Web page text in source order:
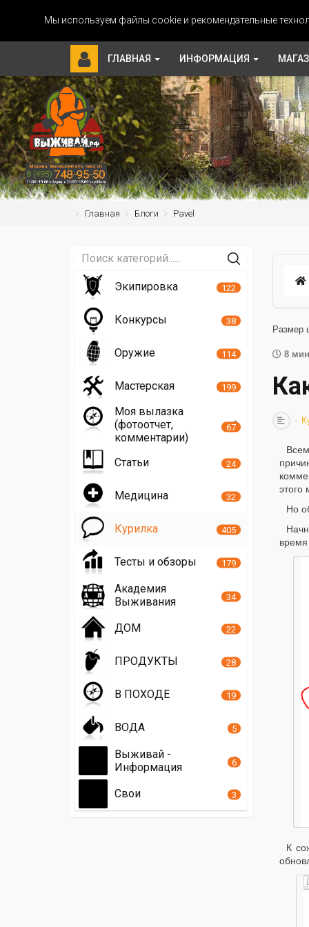
Мы используем файлы cookie и рекомендательные
ГЛАВНАЯ ИНФОРМАЦИЯ
Главная Блоги Pavel
Размер
8
этого
Но
время
К
Экипировка 122
Конкурсы 38
Оружие 114
Мастерская 199
Моя вылазка
(фотоотчет,
комментарии)
67
Статьи 24
Медицина 32
Курилка 405
Тесты и обзоры 179
Академия
Выживания
34
ДОМ 22
ПРОДУКТЫ 28
В ПОХОДЕ 19
ВОДА 5
Выживай -
Информация
6
Свои 3